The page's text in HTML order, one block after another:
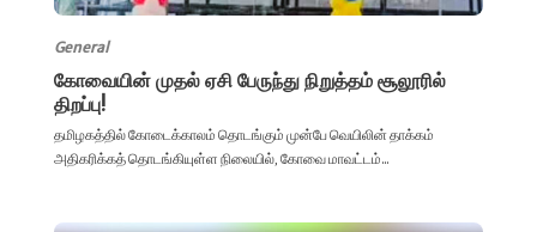
General
கோவையின் முதல் ஏசி பேருந்து நிறுத்தம் சூலூரில்
திறப்பு!
தமிழகத்தில் கோடைக்காலம் தொடங்கும் முன்பே வெயிலின் தாக்கம்
அதிகரிக்கத் தொடங்கியுள்ள நிலையில், கோவை மாவட்டம்...